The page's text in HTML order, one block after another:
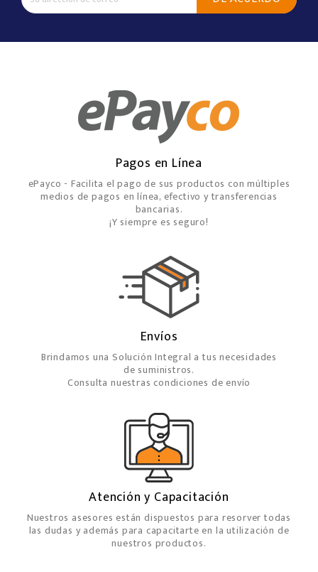
Pagos en Línea
ePayco - Facilita el pago de sus productos con múltiples
medios de pagos en línea, efectivo y transferencias
bancarias.
¡Y siempre es seguro!
Envíos
Brindamos una Solución Integral a tus necesidades
de suministros.
Consulta nuestras condiciones de envío
Atención y Capacitación
Nuestros asesores están dispuestos para resorver todas
las dudas y además para capacitarte en la utilización de
nuestros productos.